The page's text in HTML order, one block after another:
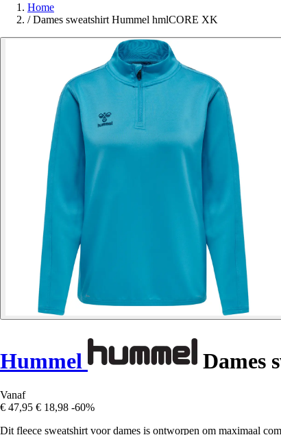
Home
/ Dames sweatshirt Hummel hmlCORE XK
Hummel Dames
Vanaf
€ 47,95 € 18,98 -60%
Dit fleece sweatshirt voor dames is ontworpen om maximaal